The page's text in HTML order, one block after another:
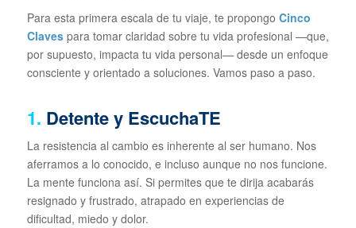
Para esta primera escala de tu viaje, te propongo Cinco
Clavespara tomar claridad sobre tu vida profesional —que,
por supuesto, impacta tu vida personal— desde un enfoque
consciente y orientado a soluciones. Vamos paso a paso.
1. Detente y EscuchaTE
La resistencia al cambio es inherente al ser humano. Nos
aferramos a lo conocido, e incluso aunque no nos funcione.
La mente funciona así. Si permites que te dirija acabarás
resignado y frustrado, atrapado en experiencias de
dificultad, miedo y dolor.